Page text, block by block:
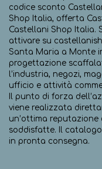
codice sconto
Shop Italia, offerta
Castellani Shop Italia.
attivare su
Santa Maria a Monte
progettazione
l’industria, negozi,
ufficio e attività
Il punto di forza
viene realizzata
un’ottima reputazione
soddisfatte. Il
in pronta consegna.